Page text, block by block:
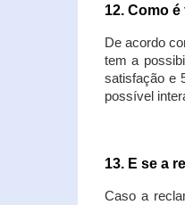
12. Como
De acordo
tem a
satisfação e
possível
13. E se a
Caso a